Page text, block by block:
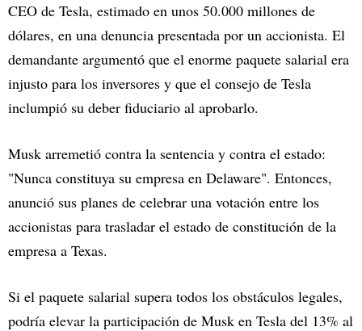
CEO de Tesla, estimado en unos 50.000 millones de
dólares, en una denuncia presentada por un accionista. El
demandante argumentó que el enorme paquete salarial era
injusto para los inversores y que el consejo de Tesla
inclumpió su deber fiduciario al aprobarlo.
Musk arremetió contra la sentencia y contra el estado:
"Nunca constituya su empresa en Delaware". Entonces,
anunció sus planes de celebrar una votación entre los
accionistas para trasladar el estado de constitución de la
empresa a Texas.
Si el paquete salarial supera todos los obstáculos legales,
podría elevar la participación de Musk en Tesla del 13% al